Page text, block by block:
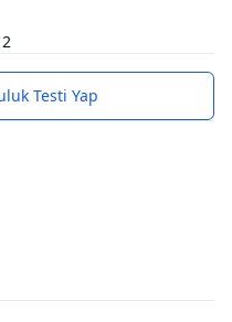
Testi Yap